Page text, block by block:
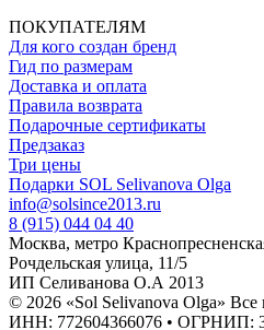
ПОКУПАТЕЛЯМ
Для кого создан бренд
Гид по размерам
Доставка и оплата
Правила возврата
Подарочные сертификаты
Предзаказ
Три цены
Подарки SOL Selivanova Olga
info@solsince2013.ru
8 (915) 044 04 40
Москва, метро
Рочдельская улица, 11/5
ИП Селиванова О.А 2013
© 2026 «Sol Selivanova Olga»
ИНН: 772604366076 • ОГРНИП: